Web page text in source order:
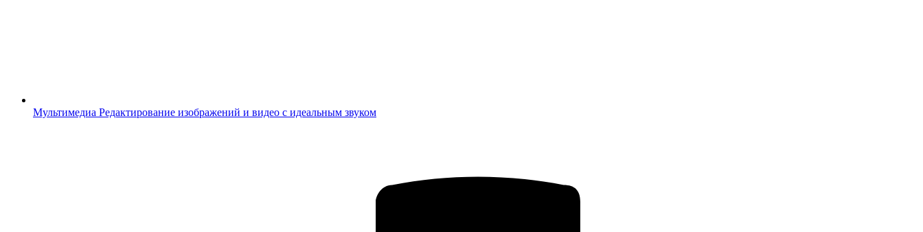
Мультимедиа Редактирование изображений и видео с идеальным звуком